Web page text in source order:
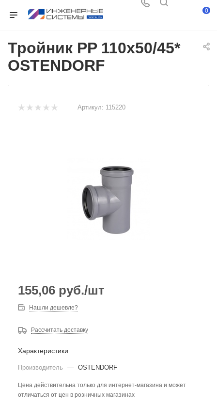
0
Тройник PP 110х50/45*
OSTENDORF
Артикул: 115220
155,06 руб./шт
Нашли дешевле?
Рассчитать доставку
Характеристики
Производитель — OSTENDORF
Цена действительна только для интернет-магазина и может
отличаться от цен в розничных магазинах